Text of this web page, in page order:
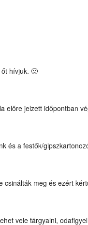
hívjuk. 🙂
előre jelzett időpontban
és a festők/
meg és ezért
vele tárgyalni,